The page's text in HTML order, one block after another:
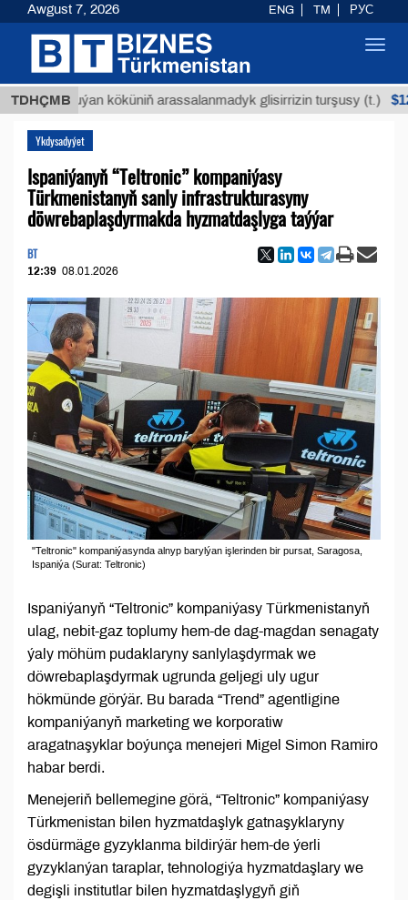
TDHÇMB
Buýan köküniň arassalanmadyk glisirrizin turşusy (t.) $12935,18
Ykdysadyýet
Ispaniýanyň “Teltronic” kompaniýasy
Türkmenistanyň sanly infrastrukturasyny
döwrebaplaşdyrmakda hyzmatdaşlyga taýýar
BT
12:39 08.01.2026
"Teltronic" kompaniýasynda alnyp barylýan işlerinden bir pursat, Saragosa,
Ispaniýa (Surat: Teltronic)
Ispaniýanyň “Teltronic” kompaniýasy Türkmenistanyň
ulag, nebit-gaz toplumy hem-de dag-magdan senagaty
ýaly möhüm pudaklaryny sanlylaşdyrmak we
döwrebaplaşdyrmak ugrunda geljegi uly ugur
hökmünde görýär. Bu barada “Trend” agentligine
kompaniýanyň marketing we korporatiw
aragatnaşyklar boýunça menejeri Migel Simon Ramiro
habar berdi.
Menejeriň bellemegine görä, “Teltronic” kompaniýasy
Türkmenistan bilen hyzmatdaşlyk gatnaşyklaryny
ösdürmäge gyzyklanma bildirýär hem-de ýerli
gyzyklanýan taraplar, tehnologiýa hyzmatdaşlary we
degişli institutlar bilen hyzmatdaşlygyň giň
Awgust 7, 2026 ENG TM РУС